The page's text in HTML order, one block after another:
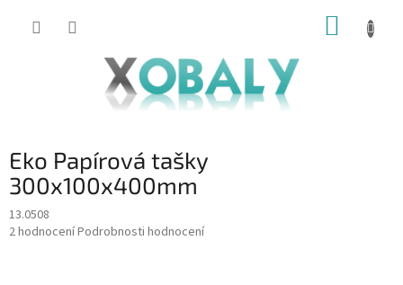
KOŠÍK
Eko Papírová tašky
300x100x400mm
13.0508
Průměrné
2 hodnoceníPodrobnosti hodnocení